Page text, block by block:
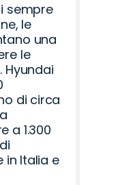
sempre
le
una
le
Hyundai
di circa
a 1.300
in Italia e